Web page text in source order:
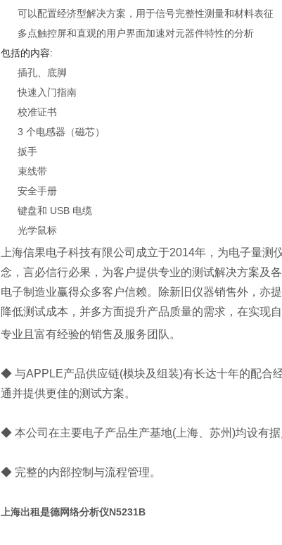
可以配置经济型解决方案，用于信号完整性测量和材料表征
多点触控屏和直观的用户界面加速对元器件特性的分析
包括的内容:
插孔、底脚
快速入门指南
校准证书
3 个电感器（磁芯）
扳手
束线带
安全手册
键盘和 USB 电缆
光学鼠标
上海信果电子科技有限公司成立于2014年，为电子量
念，言必信行必果，为客户提供专业的测试解决方案及
电子制造业赢得众多客户信赖。除新旧仪器销售外，亦
降低测试成本，并多方面提升产品质量的需求，在实现
专业且富有经验的销售及服务团队。
◆ 与APPLE产品供应链(模块及组装)有长达十年的配合
通并提供更佳的测试方案。
◆ 本公司在主要电子产品生产基地(上海、苏州)均设有
◆ 完整的内部控制与流程管理。
上海出租是德网络分析仪N5231B